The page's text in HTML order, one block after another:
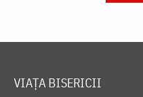
VIAȚA BISERICII